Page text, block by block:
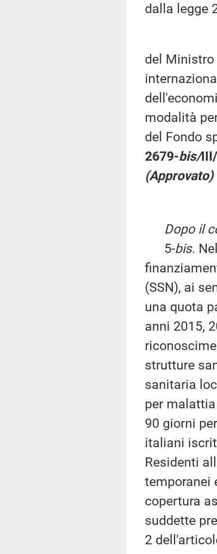
dalla legge
del Ministro
modalità
del Fondo
2679-bis/
(Approvato)
Dopo il
5-bis.
(SSN), ai
una quota
anni 2015,
strutture
sanitaria
per
90 giorni
italiani
Residenti
temporanei
copertura
suddette
2